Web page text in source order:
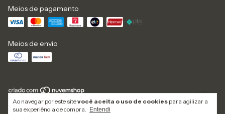
Ao navegar por este sitevocê aceita o uso de cookies para agilizar a
sua experiência de compra.
Entendi
Meios de pagamento
Meios de envio
Copyright ERVAS BRASIL - 2026. Todos os direitos reservados.